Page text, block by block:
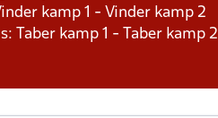
kamp 1 - Vinder kamp 2
Taber kamp 1 - Taber kamp 2